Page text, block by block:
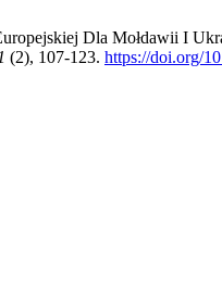
Dla Mołdawii I
(2), 107-123. https://doi.org/